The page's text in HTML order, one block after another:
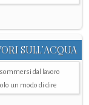
SULL’ACQUA
dal lavoro
un modo di dire